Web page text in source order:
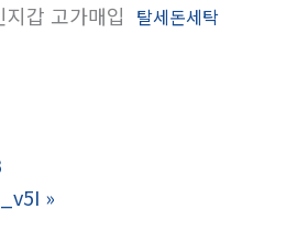
지갑 고가매입 탈세돈세탁
»